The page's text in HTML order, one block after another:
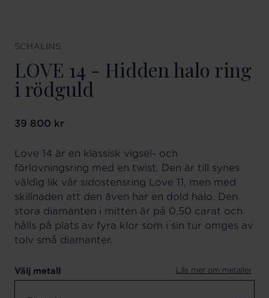
SCHALINS
LOVE 14 - Hidden halo ring
i rödguld
Pris:39 800 kr
39 800 kr
Love 14 är en klassisk vigsel- och
förlovningsring med en twist. Den är till synes
väldig lik vår sidostensring Love 11, men med
skillnaden att den även har en dold halo. Den
stora diamanten i mitten är på 0,50 carat och
hålls på plats av fyra klor som i sin tur omges av
tolv små diamanter.
Välj metall Läs mer om metaller